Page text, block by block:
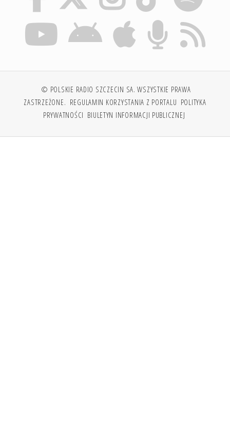
© POLSKIE RADIO SZCZECIN SA. WSZYSTKIE PRAWA
ZASTRZEŻONE. REGULAMIN KORZYSTANIA Z PORTALU POLITYKA
PRYWATNOŚCI BIULETYN INFORMACJI PUBLICZNEJ